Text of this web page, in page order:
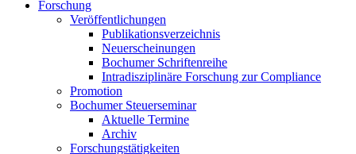
Forschung
Veröffentlichungen
Publikationsverzeichnis
Neuerscheinungen
Bochumer Schriftenreihe
Intradisziplinäre Forschung zur Compliance
Promotion
Bochumer Steuerseminar
Aktuelle Termine
Archiv
Forschungstätigkeiten